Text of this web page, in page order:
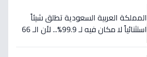
المملكة العربية السعودية تطلق شيئاً
استثنائياً لا مكان فيه لـ 99.9%... لأن الـ 66